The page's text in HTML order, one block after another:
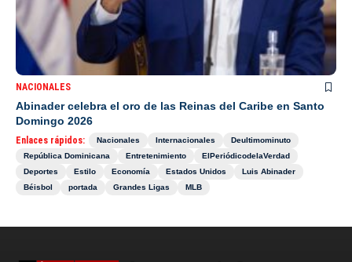
NACIONALES
Abinader celebra el oro de las Reinas del Caribe en Santo
Domingo 2026
Enlaces rápidos: Nacionales Internacionales
Deultimominuto
República Dominicana
Entretenimiento
ElPeriódicodelaVerdad
Deportes
Estilo Economía Estados Unidos
Luis Abinader
Béisbol
portada Grandes Ligas MLB